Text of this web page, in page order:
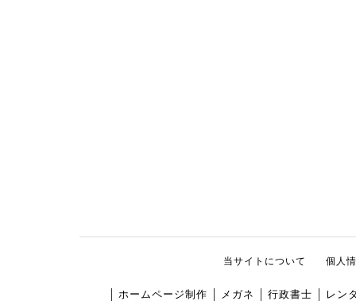
当サイトについて 個人
ホームページ制作 メガネ 行政書士
レン